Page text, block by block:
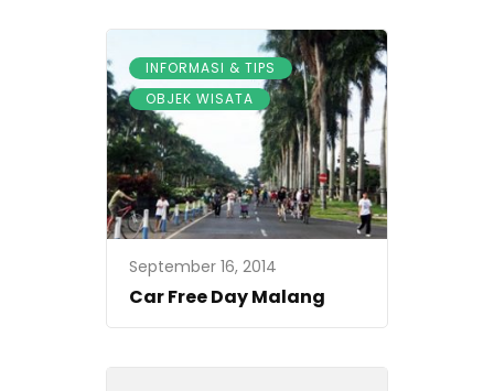
INFORMASI & TIPS ,
OBJEK WISATA
September 16, 2014
Car Free Day Malang